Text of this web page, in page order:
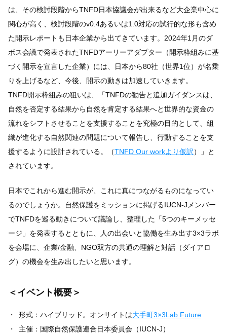
は、その検討段階からTNFD日本協議会が出来るなど大企業中心に
関心が高く、検討段階のv0.4あるいは1.0対応の試行的な形も含め
た開示レポートも日本企業から出てきています。2024年1月のダ
ボス会議で発表されたTNFDアーリーアダプター（開示枠組みに基
づく開示を宣言した企業）には、日本から80社（世界1位）が名乗
りを上げるなど、今後、開示の動きは加速していきます。
TNFD開示枠組みの狙いは、「TNFDの勧告と追加ガイダンスは、
自然を否定する結果から自然を肯定する結果へと世界的な資金の
流れをシフトさせることを支援することを究極の目的として、組
織が進化する自然関連の問題について報告し、行動することを支
援するように設計されている。（TNFD Our workより仮訳）
」と
されています。
日本でこれから進む開示が、これに真につながるものになってい
るのでしょうか。自然保護をミッションに掲げるIUCN-Jメンバー
でTNFDを巡る動きについて議論し、整理した「5つのキーメッセ
ージ」を発表するとともに、人の出会いと協働を生み出す3×3ラボ
を会場に、企業/金融、NGO双方の共通の理解と対話（ダイアロ
グ）の機会を生み出したいと思います。
＜イベント概要＞
形式：ハイブリッド。オンサイトは大手町3×3Lab Future
主催：国際自然保護連合日本委員会（IUCN-J）